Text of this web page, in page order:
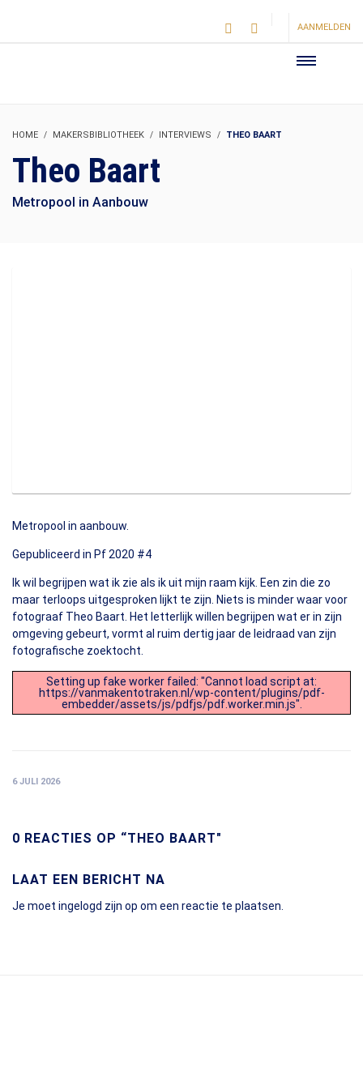
AANMELDEN
HOME MAKERSBIBLIOTHEEK INTERVIEWS THEO BAART
Theo Baart
Metropool in Aanbouw
Metropool in aanbouw.
Gepubliceerd in Pf 2020 #4
Ik wil begrijpen wat ik zie als ik uit mijn raam kijk. Een zin die zo
maar terloops uitgesproken lijkt te zijn. Niets is minder waar voor
fotograaf Theo Baart. Het letterlijk willen begrijpen wat er in zijn
omgeving gebeurt, vormt al ruim dertig jaar de leidraad van zijn
fotografische zoektocht.
Setting up fake worker failed: "Cannot load script at:
https://vanmakentotraken.nl/wp-content/plugins/pdf-
embedder/assets/js/pdfjs/pdf.worker.min.js".
6 JULI 2026
0 REACTIES OP “THEO BAART"
LAAT EEN BERICHT NA
Je moet ingelogd zijn op om een reactie te plaatsen.